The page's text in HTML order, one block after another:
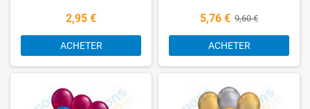
2,95 €
ACHETER
5,76 € 9,60 €
ACHETER